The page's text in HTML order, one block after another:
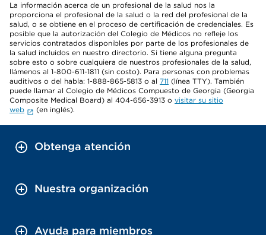
La información acerca de un profesional de la salud nos la
proporciona el profesional de la salud o la red del profesional de la
salud, o se obtiene en el proceso de certificación de credenciales. Es
posible que la autorización del Colegio de Médicos no refleje los
servicios contratados disponibles por parte de los profesionales de
la salud incluidos en nuestro directorio. Si tiene alguna pregunta
sobre esto o sobre cualquiera de nuestros profesionales de la salud,
llámenos al 1-800-611-1811 (sin costo). Para personas con problemas
auditivos o del habla: 1-888-865-5813 o al 711 (línea TTY). También
puede llamar al Colegio de Médicos Compuesto de Georgia (Georgia
Composite Medical Board) al 404-656-3913 o visitar su sitio
web
(en inglés).
Obtenga atención
Nuestra organización
Ayuda para miembros